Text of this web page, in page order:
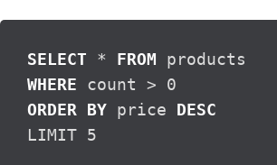
SELECT * FROM
WHERE count >
0
ORDER
BY price DESC
LIMIT 5